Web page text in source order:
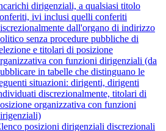
dirigenziali, a qualsiasi titolo
ivi inclusi quelli conferiti
dall'organo di indirizzo
senza procedure pubbliche di
e titolari di posizione
con funzioni dirigenziali (da
in tabelle che distinguano le
situazioni: dirigenti, dirigenti
discrezionalmente, titolari di
organizzativa con funzioni
posizioni dirigenziali discrezionali